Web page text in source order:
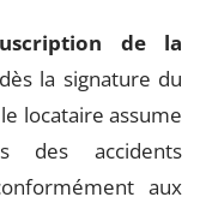
de la
dès la signature du
locataire assume
des accidents
aux